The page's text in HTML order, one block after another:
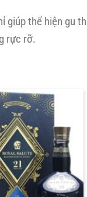
giúp thể hiện gu
rực rỡ.